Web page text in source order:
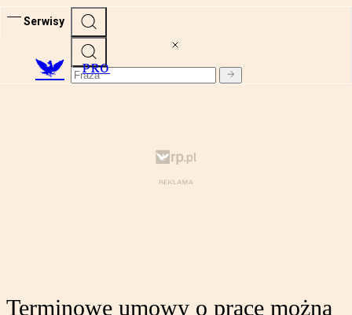
Serwisy
PRO
Terminowe umowy o pracę można